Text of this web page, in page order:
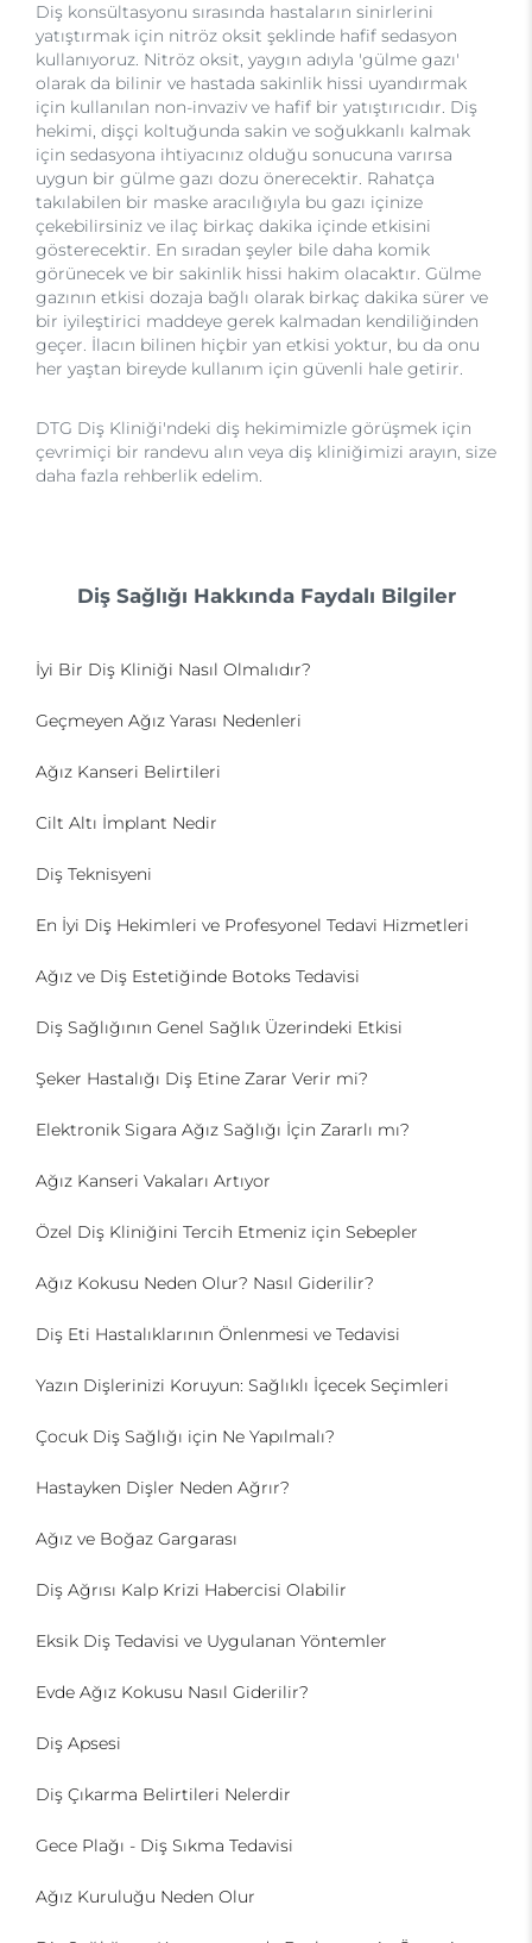
Diş konsültasyonu sırasında hastaların sinirlerini
yatıştırmak için nitröz oksit şeklinde hafif sedasyon
kullanıyoruz. Nitröz oksit, yaygın adıyla 'gülme gazı'
olarak da bilinir ve hastada sakinlik hissi uyandırmak
için kullanılan non-invaziv ve hafif bir yatıştırıcıdır. Diş
hekimi, dişçi koltuğunda sakin ve soğukkanlı kalmak
için sedasyona ihtiyacınız olduğu sonucuna varırsa
uygun bir gülme gazı dozu önerecektir. Rahatça
takılabilen bir maske aracılığıyla bu gazı içinize
çekebilirsiniz ve ilaç birkaç dakika içinde etkisini
gösterecektir. En sıradan şeyler bile daha komik
görünecek ve bir sakinlik hissi hakim olacaktır. Gülme
gazının etkisi dozaja bağlı olarak birkaç dakika sürer ve
bir iyileştirici maddeye gerek kalmadan kendiliğinden
geçer. İlacın bilinen hiçbir yan etkisi yoktur, bu da onu
her yaştan bireyde kullanım için güvenli hale getirir.
DTG Diş Kliniği'ndeki diş hekimimizle görüşmek için
çevrimiçi bir randevu alın veya diş kliniğimizi arayın, size
daha fazla rehberlik edelim.
Diş Sağlığı Hakkında Faydalı Bilgiler
İyi Bir Diş Kliniği Nasıl Olmalıdır?
Geçmeyen Ağız Yarası Nedenleri
Ağız Kanseri Belirtileri
Cilt Altı İmplant Nedir
Diş Teknisyeni
En İyi Diş Hekimleri ve Profesyonel Tedavi Hizmetleri
Ağız ve Diş Estetiğinde Botoks Tedavisi
Diş Sağlığının Genel Sağlık Üzerindeki Etkisi
Şeker Hastalığı Diş Etine Zarar Verir mi?
Elektronik Sigara Ağız Sağlığı İçin Zararlı mı?
Ağız Kanseri Vakaları Artıyor
Özel Diş Kliniğini Tercih Etmeniz için Sebepler
Ağız Kokusu Neden Olur? Nasıl Giderilir?
Diş Eti Hastalıklarının Önlenmesi ve Tedavisi
Yazın Dişlerinizi Koruyun: Sağlıklı İçecek Seçimleri
Çocuk Diş Sağlığı için Ne Yapılmalı?
Hastayken Dişler Neden Ağrır?
Ağız ve Boğaz Gargarası
Diş Ağrısı Kalp Krizi Habercisi Olabilir
Eksik Diş Tedavisi ve Uygulanan Yöntemler
Evde Ağız Kokusu Nasıl Giderilir?
Diş Apsesi
Diş Çıkarma Belirtileri Nelerdir
Gece Plağı - Diş Sıkma Tedavisi
Ağız Kuruluğu Neden Olur